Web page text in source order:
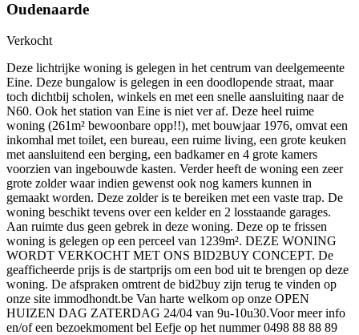
Oudenaarde
Verkocht
Deze lichtrijke woning is gelegen in het centrum van deelgemeente
Eine. Deze bungalow is gelegen in een doodlopende straat, maar
toch dichtbij scholen, winkels en met een snelle aansluiting naar de
N60. Ook het station van Eine is niet ver af. Deze heel ruime
woning (261m² bewoonbare opp!!), met bouwjaar 1976, omvat een
inkomhal met toilet, een bureau, een ruime living, een grote keuken
met aansluitend een berging, een badkamer en 4 grote kamers
voorzien van ingebouwde kasten. Verder heeft de woning een zeer
grote zolder waar indien gewenst ook nog kamers kunnen in
gemaakt worden. Deze zolder is te bereiken met een vaste trap. De
woning beschikt tevens over een kelder en 2 losstaande garages.
Aan ruimte dus geen gebrek in deze woning. Deze op te frissen
woning is gelegen op een perceel van 1239m². DEZE WONING
WORDT VERKOCHT MET ONS BID2BUY CONCEPT. De
geafficheerde prijs is de startprijs om een bod uit te brengen op deze
woning. De afspraken omtrent de bid2buy zijn terug te vinden op
onze site immodhondt.be Van harte welkom op onze OPEN
HUIZEN DAG ZATERDAG 24/04 van 9u-10u30.Voor meer info
en/of een bezoekmoment bel Eefje op het nummer 0498 88 88 89